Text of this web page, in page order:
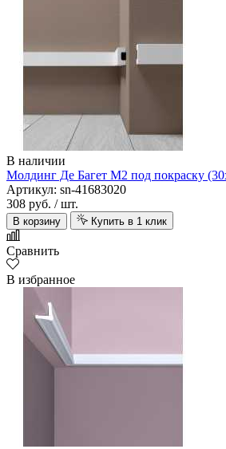
В наличии
Молдинг Де Багет M2 под покраску
Артикул: sn-41683020
308 руб. / шт.
В корзину Купить в 1 клик
Сравнить
В избранное